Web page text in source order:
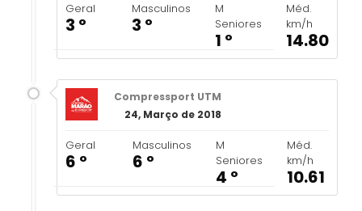
Geral
3 º
Masculinos
3 º
M
Seniores
1 º
Méd.
km/h
14.80
Compressport UTM
24, Março de 2018
Geral
6 º
Masculinos
6 º
M
Seniores
4 º
Méd.
km/h
10.61